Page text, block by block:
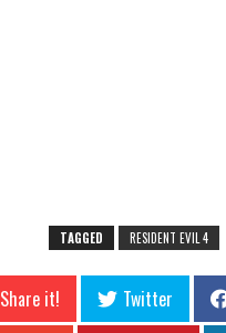
TAGGED RESIDENT EVIL 4
Share it! Twitter